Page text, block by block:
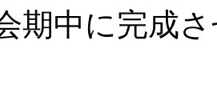
期中に完成